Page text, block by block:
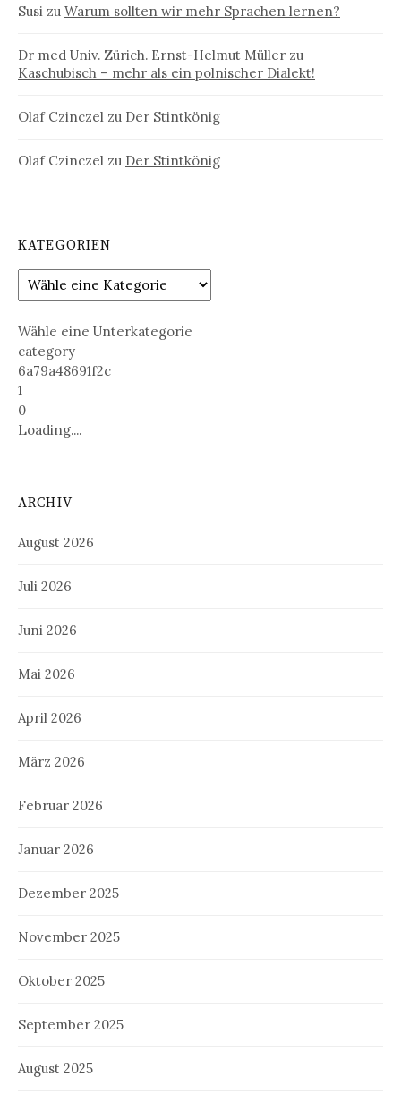
Susi zu Warum sollten wir mehr Sprachen lernen?
Dr med Univ. Zürich. Ernst-Helmut Müller zu
Kaschubisch – mehr als ein polnischer Dialekt!
Olaf Czinczel zu Der Stintkönig
Olaf Czinczel zu Der Stintkönig
KATEGORIEN
Wähle eine Unterkategorie
category
6a79a48691f2c
1
0
Loading....
ARCHIV
August 2026
Juli 2026
Juni 2026
Mai 2026
April 2026
März 2026
Februar 2026
Januar 2026
Dezember 2025
November 2025
Oktober 2025
September 2025
August 2025